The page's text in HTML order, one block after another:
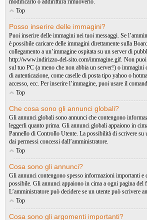
modificarlo o addirittura rimuoverlo.
Top
Posso inserire delle immagini?
Puoi inserire delle immagini nei tuoi messaggi. Se
è possibile caricare delle immagini direttamente sulla
collegamento a un’immagine ospitata su un server di
http://www.indirizzo-del-sito.com/immagine.gif. Non
sul tuo PC (a meno che non abbia un server!) o immagini
di autenticazione, come caselle di posta tipo yahoo o
accesso, ecc. Per inserire l’immagine, puoi usare il
Top
Che cosa sono gli annunci globali?
Gli annunci globali sono annunci che contengono
leggerli quanto prima. Gli annunci globali appaiono in
Pannello di Controllo Utente. La possibilità di scrivere su
dai permessi concessi dall’amministratore.
Top
Cosa sono gli annunci?
Gli annunci contengono spesso informazioni importanti e
possibile. Gli annunci appaiono in cima a ogni pagina del
L’amministratore può decidere se un utente può scrivere
Top
Cosa sono gli argomenti importanti?